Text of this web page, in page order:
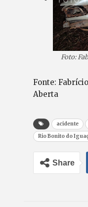
Foto:
Fonte:
Aberta
acidente
Rio Bonito do
Share